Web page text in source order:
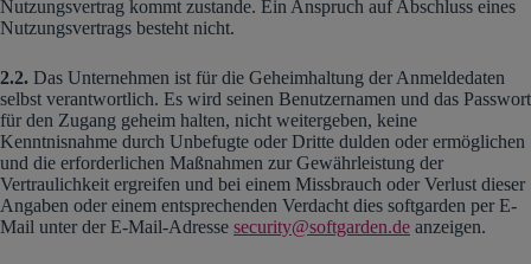
Nutzungsvertrag kommt zustande. Ein Anspruch auf Abschluss eines
Nutzungsvertrags besteht nicht.
2.2. Das Unternehmen ist für die Geheimhaltung der Anmeldedaten
selbst verantwortlich. Es wird seinen Benutzernamen und das Passwort
für den Zugang geheim halten, nicht weitergeben, keine
Kenntnisnahme durch Unbefugte oder Dritte dulden oder ermöglichen
und die erforderlichen Maßnahmen zur Gewährleistung der
Vertraulichkeit ergreifen und bei einem Missbrauch oder Verlust dieser
Angaben oder einem entsprechenden Verdacht dies softgarden per E-
Mail unter der E-Mail-Adresse security@softgarden.de anzeigen.